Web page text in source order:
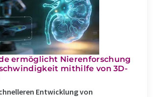
ermöglicht Nierenforschung
mithilfe von 3D-
Entwicklung von